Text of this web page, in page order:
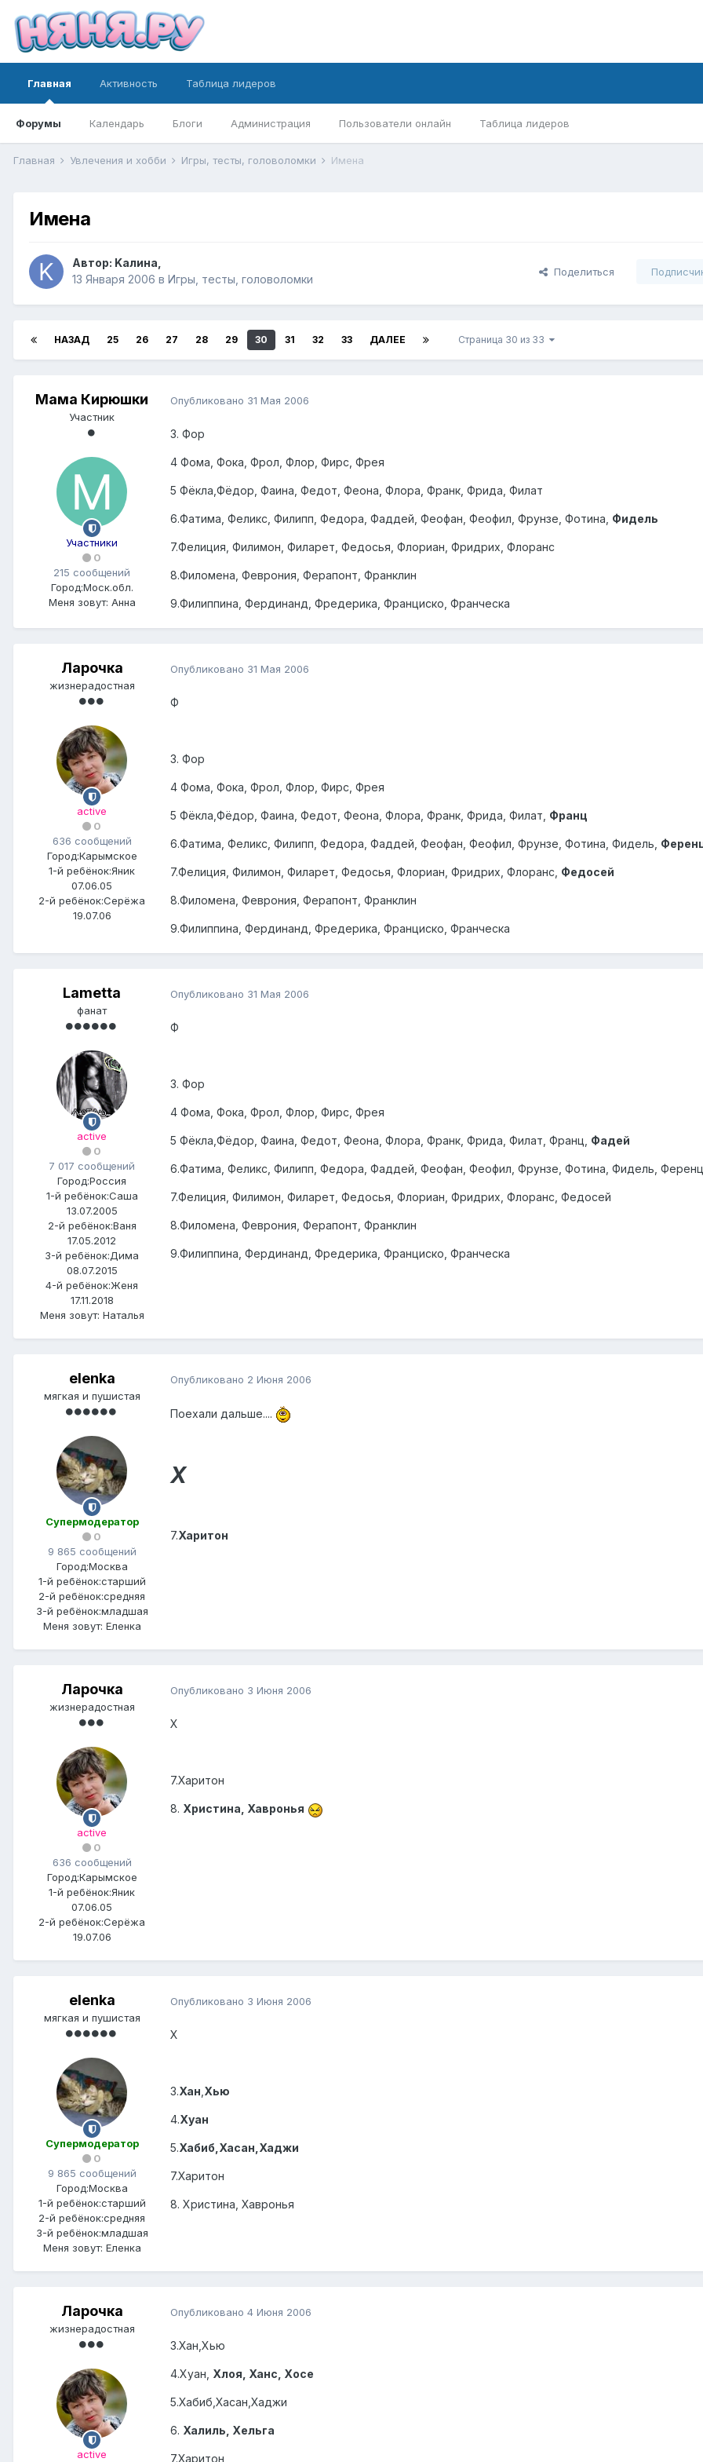
Главная
Форумы Календарь Блоги Администрация Пользователи онлайн Таблица лидеров
Активность Таблица лидеров
Главная Увлечения и хобби Игры, тесты, головоломки Имена
Имена
Автор: Kалина
13 Января 2006 в Игры, тесты, головоломки
Поделиться
НАЗАД 25 26 27 28 29 30 31 32 33 ДАЛЕЕ Страница 30 из 33
Мама Кирюшки
Участник
Участники
0
215 сообщений
Город:Моск.обл.
Меня зовут: Анна
Опубликовано 31 Мая 2006
3. Фор
4 Фома, Фока, Фрол, Флор, Фирс, Фрея
5 Фёкла,Фёдор, Фаина, Федот, Феона, Флора, Франк, Фрида, Филат
6.Фатима, Феликс, Филипп, Федора, Фаддей, Феофан, Феофил, Фрунзе, Фотина, Фидель
7.Фелиция, Филимон, Филарет, Федосья, Флориан, Фридрих, Флоранс
8.Филомена, Феврония, Ферапонт, Франклин
9.Филиппина, Фердинанд, Фредерика, Франциско, Франческа
Ларочка
жизнерадостная
active
0
636 сообщений
Город:Карымское
1-й ребёнок:Яник
07.06.05
2-й ребёнок:Серёжа
19.07.06
Опубликовано 31 Мая 2006
Ф
3. Фор
4 Фома, Фока, Фрол, Флор, Фирс, Фрея
5 Фёкла,Фёдор, Фаина, Федот, Феона, Флора, Франк, Фрида, Филат, Франц
6.Фатима, Феликс, Филипп, Федора, Фаддей, Феофан, Феофил, Фрунзе, Фотина, Фидель,
7.Фелиция, Филимон, Филарет, Федосья, Флориан, Фридрих, Флоранс, Федосей
8.Филомена, Феврония, Ферапонт, Франклин
9.Филиппина, Фердинанд, Фредерика, Франциско, Франческа
Lametta
фанат
active
0
7 017 сообщений
Город:Россия
1-й ребёнок:Саша
13.07.2005
2-й ребёнок:Ваня
17.05.2012
3-й ребёнок:Дима
08.07.2015
4-й ребёнок:Женя
17.11.2018
Меня зовут: Наталья
Опубликовано 31 Мая 2006
Ф
3. Фор
4 Фома, Фока, Фрол, Флор, Фирс, Фрея
5 Фёкла,Фёдор, Фаина, Федот, Феона, Флора, Франк, Фрида, Филат, Франц, Фадей
6.Фатима, Феликс, Филипп, Федора, Фаддей, Феофан, Феофил, Фрунзе, Фотина, Фидель, Ференц
7.Фелиция, Филимон, Филарет, Федосья, Флориан, Фридрих, Флоранс, Федосей
8.Филомена, Феврония, Ферапонт, Франклин
9.Филиппина, Фердинанд, Фредерика, Франциско, Франческа
elenka
мягкая и пушистая
Супермодератор
0
9 865 сообщений
Город:Москва
1-й ребёнок:старший
2-й ребёнок:средняя
3-й ребёнок:младшая
Меня зовут: Еленка
Опубликовано 2 Июня 2006
Поехали дальше....
Х
7.Харитон
Ларочка
жизнерадостная
active
0
636 сообщений
Город:Карымское
1-й ребёнок:Яник
07.06.05
2-й ребёнок:Серёжа
19.07.06
Опубликовано 3 Июня 2006
Х
7.Харитон
8. Христина, Хавронья
elenka
мягкая и пушистая
Супермодератор
0
9 865 сообщений
Город:Москва
1-й ребёнок:старший
2-й ребёнок:средняя
3-й ребёнок:младшая
Меня зовут: Еленка
Опубликовано 3 Июня 2006
Х
3.Хан Хью
4.Хуан
5.Хабиб,Хасан,Хаджи
7.Харитон
8. Христина, Хавронья
Ларочка
жизнерадостная
active
Опубликовано 4 Июня 2006
3.Хан,Хью
4.Хуан, Хлоя, Ханс, Хосе
5.Хабиб,Хасан,Хаджи
6. Халиль, Хельга
7.Харитон